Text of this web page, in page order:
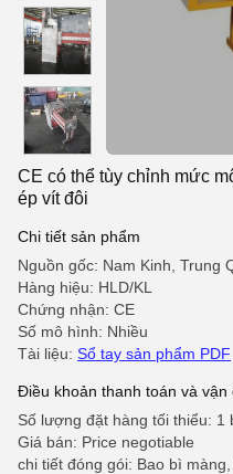
CE có thể tùy chỉnh mức
ép vít đôi
Chi tiết sản phẩm
Nguồn gốc: Nam Kinh, Trung
Hàng hiệu: HLD/KL
Chứng nhận: CE
Số mô hình: Nhiều
Tài liệu: Sổ tay sản phẩm PDF
Điều khoản thanh toán và vận
Số lượng đặt hàng tối thiểu: 1
Giá bán: Price negotiable
chi tiết đóng gói: Bao bì